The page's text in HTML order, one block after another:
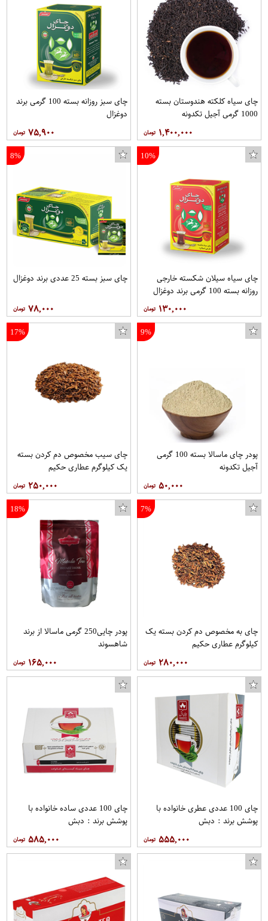
چای سیاه کلکته هندوستان بسته
1000 گرمی آجیل تکدونه
۱,۴۰۰,۰۰۰
چای سبز روزانه بسته 100 گرمی برند
دوغزال
۷۵,۹۰۰
10%
چای سیاه سیلان شکسته خارجی
روزانه بسته 100 گرمی برند دوغزال
۱۳۰,۰۰۰
8%
چای سبز بسته 25 عددی برند دوغزال
۷۸,۰۰۰
9%
پودر چای ماسالا بسته 100 گرمی
آجیل تکدونه
۵۰,۰۰۰
17%
چای سیب مخصوص دم کردن بسته
یک کیلوگرم عطاری حکیم
۲۵۰,۰۰۰
7%
چای به مخصوص دم کردن بسته یک
کیلوگرم عطاری حکیم
۲۸۰,۰۰۰
18%
پودر چایی250 گرمی ماسالا از برند
شاهسوند
۱۶۵,۰۰۰
چای 100 عددی عطری خانواده با
پوشش برند : دبش
۵۵۵,۰۰۰
چای 100 عددی ساده خانواده با
پوشش برند : دبش
۵۸۵,۰۰۰